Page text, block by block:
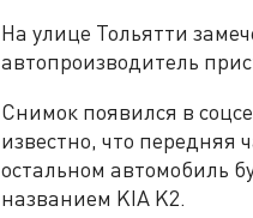
На улице Тольятти
автопроизводитель
Снимок появился в
известно, что передняя
остальном автомобиль
названием KIA K2.